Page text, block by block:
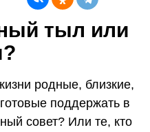
тыл или
родные, близкие,
поддержать в
совет? Или те, кто